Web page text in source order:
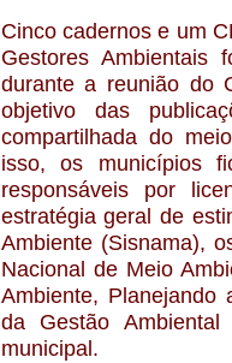
Cinco cadernos e um
Gestores Ambientais
durante a reunião do
objetivo das
compartilhada do
isso, os municípios
responsáveis por
estratégia geral de
Ambiente (Sisnama),
Nacional de Meio
Ambiente, Planejando
da Gestão
municipal.